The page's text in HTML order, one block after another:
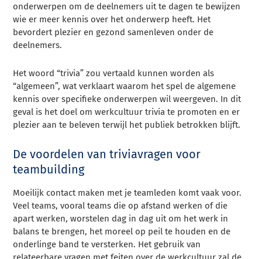
onderwerpen om de deelnemers uit te dagen te bewijzen
wie er meer kennis over het onderwerp heeft. Het
bevordert plezier en gezond samenleven onder de
deelnemers.
Het woord “trivia” zou vertaald kunnen worden als
“algemeen”, wat verklaart waarom het spel de algemene
kennis over specifieke onderwerpen wil weergeven. In dit
geval is het doel om werkcultuur trivia te promoten en er
plezier aan te beleven terwijl het publiek betrokken blijft.
De voordelen van triviavragen voor
teambuilding
Moeilijk contact maken met je teamleden komt vaak voor.
Veel teams, vooral teams die op afstand werken of die
apart werken, worstelen dag in dag uit om het werk in
balans te brengen, het moreel op peil te houden en de
onderlinge band te versterken. Het gebruik van